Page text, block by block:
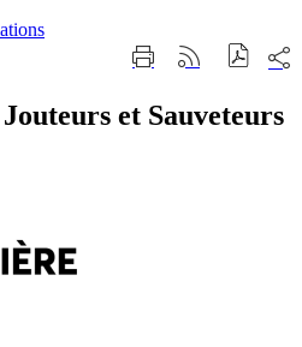
ImprimerGénérer
RSS
sur
et Sauveteurs